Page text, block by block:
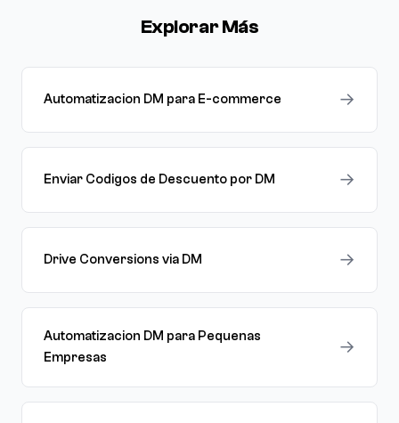
Explorar Más
Automatizacion DM para E-commerce →
Enviar Codigos de Descuento por DM →
Drive Conversions via DM →
Automatizacion DM para Pequenas
Empresas
→